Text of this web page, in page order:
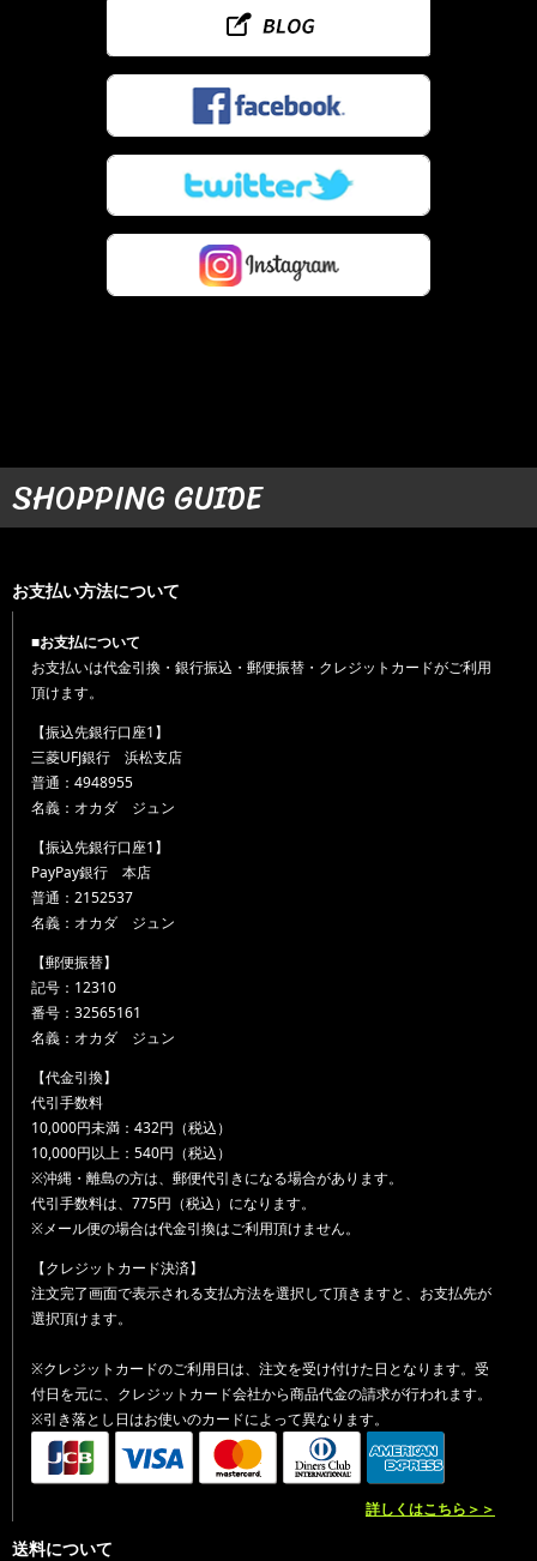
SHOPPING GUIDE
お支払い方法について
■お支払について
お支払いは代金引換・銀行振込・郵便振替・クレジットカードがご利用
頂けます。
【振込先銀行口座1】
三菱UFJ銀行 浜松支店
普通：4948955
名義：オカダ ジュン
【振込先銀行口座1】
PayPay銀行 本店
普通：2152537
名義：オカダ ジュン
【郵便振替】
記号：12310
番号：32565161
名義：オカダ ジュン
【代金引換】
代引手数料
10,000円未満：432円（税込）
10,000円以上：540円（税込）
※沖縄・離島の方は、郵便代引きになる場合があります。
代引手数料は、775円（税込）になります。
※メール便の場合は代金引換はご利用頂けません。
【クレジットカード決済】
注文完了画面で表示される支払方法を選択して頂きますと、お支払先が
選択頂けます。
※クレジットカードのご利用日は、注文を受け付けた日となります。受
付日を元に、クレジットカード会社から商品代金の請求が行われます。
※引き落とし日はお使いのカードによって異なります。
詳しくはこちら＞＞
送料について